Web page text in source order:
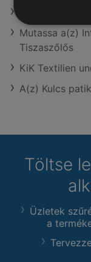
A(z) Príma
Mutassa a(z)
Tiszaszőlős
KiK Textilien
A(z) Kulcs
Töltse le
Üzletek
a